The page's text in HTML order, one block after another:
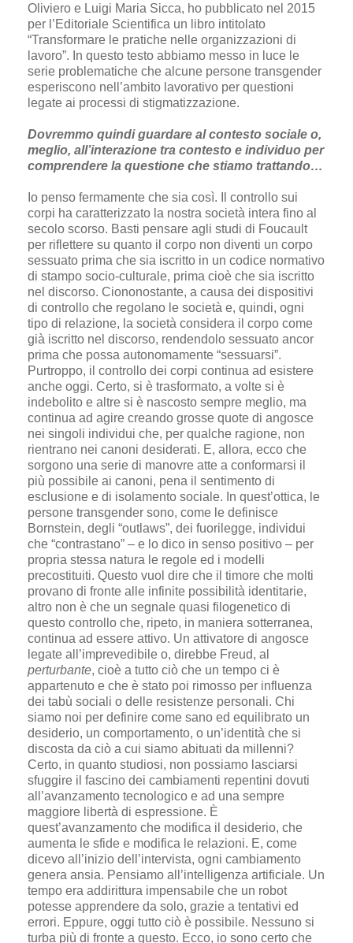
Oliviero e Luigi Maria Sicca, ho pubblicato nel 2015
per l’Editoriale Scientifica un libro intitolato
“Transformare le pratiche nelle organizzazioni di
lavoro”. In questo testo abbiamo messo in luce le
serie problematiche che alcune persone transgender
esperiscono nell’ambito lavorativo per questioni
legate ai processi di stigmatizzazione.
Dovremmo quindi guardare al contesto sociale o,
meglio, all’interazione tra contesto e individuo per
comprendere la questione che stiamo trattando…
Io penso fermamente che sia così. Il controllo sui
corpi ha caratterizzato la nostra società intera fino al
secolo scorso. Basti pensare agli studi di Foucault
per riflettere su quanto il corpo non diventi un corpo
sessuato prima che sia iscritto in un codice normativo
di stampo socio-culturale, prima cioè che sia iscritto
nel discorso. Ciononostante, a causa dei dispositivi
di controllo che regolano le società e, quindi, ogni
tipo di relazione, la società considera il corpo come
già iscritto nel discorso, rendendolo sessuato ancor
prima che possa autonomamente “sessuarsi”.
Purtroppo, il controllo dei corpi continua ad esistere
anche oggi. Certo, si è trasformato, a volte si è
indebolito e altre si è nascosto sempre meglio, ma
continua ad agire creando grosse quote di angosce
nei singoli individui che, per qualche ragione, non
rientrano nei canoni desiderati. E, allora, ecco che
sorgono una serie di manovre atte a conformarsi il
più possibile ai canoni, pena il sentimento di
esclusione e di isolamento sociale. In quest’ottica, le
persone transgender sono, come le definisce
Bornstein, degli “outlaws”, dei fuorilegge, individui
che “contrastano” – e lo dico in senso positivo – per
propria stessa natura le regole ed i modelli
precostituiti. Questo vuol dire che il timore che molti
provano di fronte alle infinite possibilità identitarie,
altro non è che un segnale quasi filogenetico di
questo controllo che, ripeto, in maniera sotterranea,
continua ad essere attivo. Un attivatore di angosce
legate all’imprevedibile o, direbbe Freud, al
perturbante, cioè a tutto ciò che un tempo ci è
appartenuto e che è stato poi rimosso per influenza
dei tabù sociali o delle resistenze personali. Chi
siamo noi per definire come sano ed equilibrato un
desiderio, un comportamento, o un’identità che si
discosta da ciò a cui siamo abituati da millenni?
Certo, in quanto studiosi, non possiamo lasciarsi
sfuggire il fascino dei cambiamenti repentini dovuti
all’avanzamento tecnologico e ad una sempre
maggiore libertà di espressione. È
quest’avanzamento che modifica il desiderio, che
aumenta le sfide e modifica le relazioni. E, come
dicevo all’inizio dell’intervista, ogni cambiamento
genera ansia. Pensiamo all’intelligenza artificiale. Un
tempo era addirittura impensabile che un robot
potesse apprendere da solo, grazie a tentativi ed
errori. Eppure, oggi tutto ciò è possibile. Nessuno si
turba più di fronte a questo. Ecco, io sono certo che